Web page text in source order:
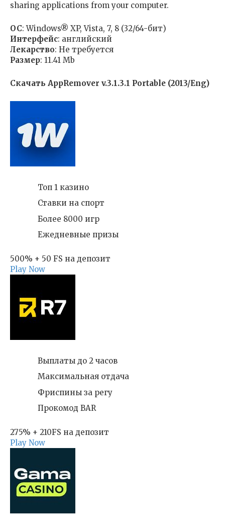
sharing applications from your computer.
ОС: Windows® XP, Vista, 7, 8 (32/64-бит)
Интерфейс: английский
Лекарство: Не требуется
Размер: 11.41 Mb
Скачать AppRemover v.3.1.3.1 Portable (2013/Eng)
Топ 1 казино
Ставки на спорт
Более 8000 игр
Ежедневные призы
500% + 50 FS на депозит
Play Now
Выплаты до 2 часов
Максимальная отдача
Фриспины за регу
Прокомод BAR
275% + 210FS на депозит
Play Now